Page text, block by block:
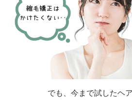
でも、今まで試したヘ